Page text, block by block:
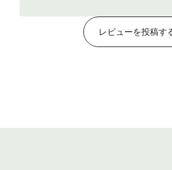
レビューを投稿す